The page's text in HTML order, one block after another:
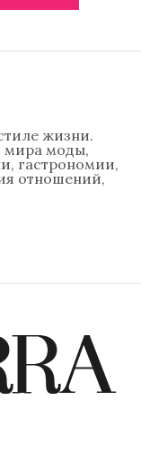
жизни.
мира моды,
гастрономии,
отношений,